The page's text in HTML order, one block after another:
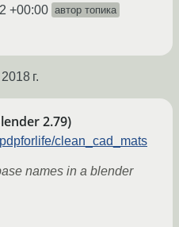
+00:00 автор топика
г.
2.79)
clean_cad_mats
names in a blender